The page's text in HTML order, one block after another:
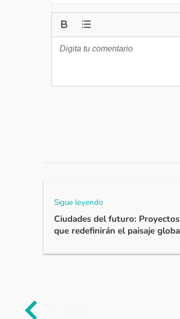
Sigue leyendo
Ciudades del futuro:
que redefinirán el paisaje
Item